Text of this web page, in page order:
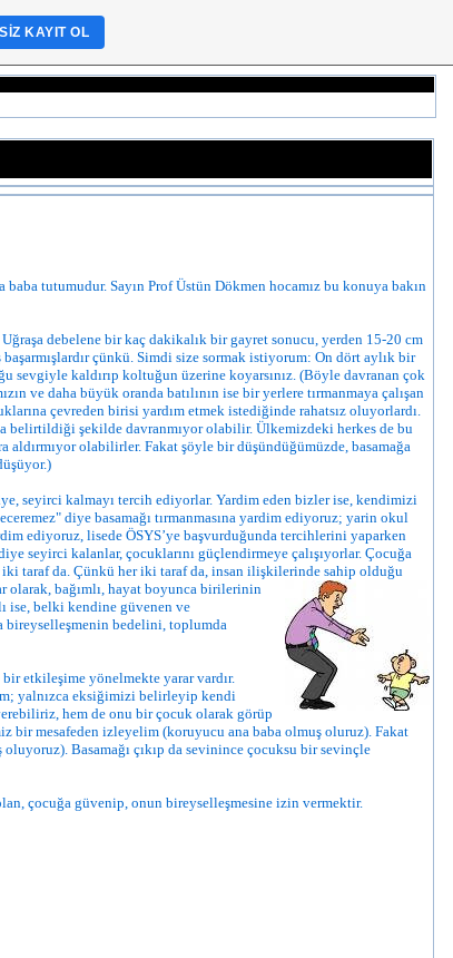
tutumudur. Sayın Prof Üstün Dökmen hocamız bu konuya bakın
debelene bir kaç dakikalık bir gayret sonucu, yerden 15-20 cm
çünkü. Simdi size sormak istiyorum: On dört aylık bir
sevgiyle kaldırıp koltuğun üzerine koyarsınız. (Böyle davranan çok
ve daha büyük oranda batılının ise bir yerlere tırmanmaya çalışan
çevreden birisi yardım etmek istediğinde rahatsız oluyorlardı.
belirtildiği şekilde davranmıyor olabilir. Ülkemizdeki herkes de bu
olabilirler. Fakat şöyle bir düşündüğümüzde, basamağa
seyirci kalmayı tercih ediyorlar. Yardim eden bizler ise, kendimizi
diye basamağı tırmanmasına yardim ediyoruz; yarin okul
ediyoruz, lisede ÖSYS’ye başvurduğunda tercihlerini yaparken
seyirci kalanlar, çocuklarını güçlendirmeye çalışıyorlar. Çocuğa
taraf da. Çünkü her iki taraf da, insan ilişkilerinde sahip olduğu
olarak, bağımlı, hayat boyunca birilerinin
ise, belki kendine güvenen ve
bireyselleşmenin bedelini, toplumda
etkileşime yönelmekte yarar vardır.
yalnızca eksiğimizi belirleyip kendi
hem de onu bir çocuk olarak görüp
bir mesafeden izleyelim (koruyucu ana baba olmuş oluruz). Fakat
Basamağı çıkıp da sevinince çocuksu bir sevinçle
çocuğa güvenip, onun bireyselleşmesine izin vermektir.
KAYIT OL